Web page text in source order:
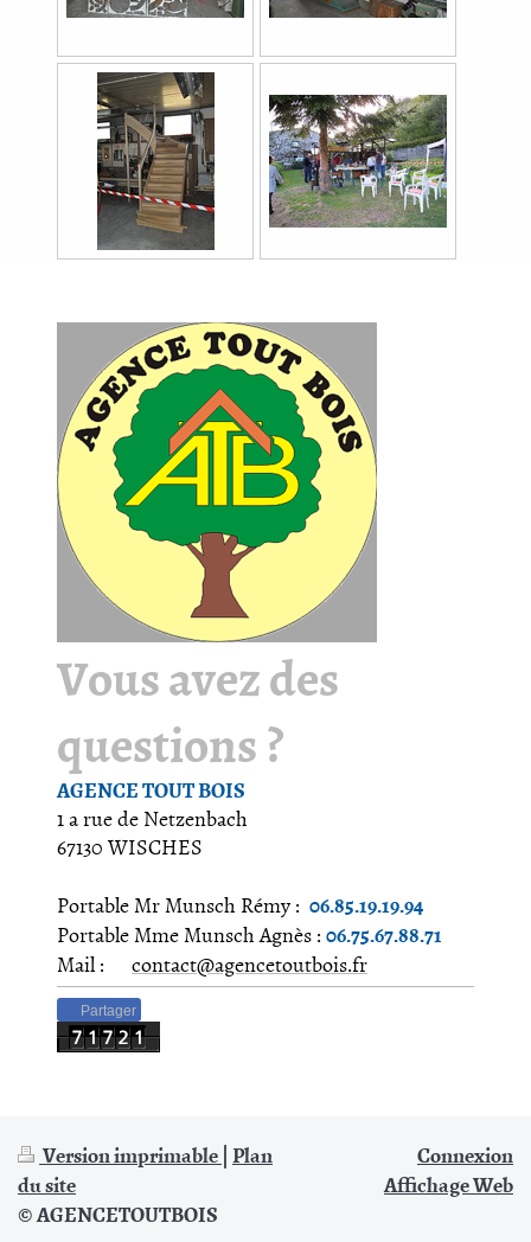
Vous avez des
questions ?
AGENCE TOUT BOIS
1 a rue de Netzenbach
67130 WISCHES
Portable Mr Munsch Rémy : 06.85.19.19.94
Portable Mme Munsch Agnès :06.75.67.88.71
Mail : contact@agencetoutbois.fr
Partager
Version imprimable|Plan
du site
© AGENCETOUTBOIS
Connexion
Affichage Web